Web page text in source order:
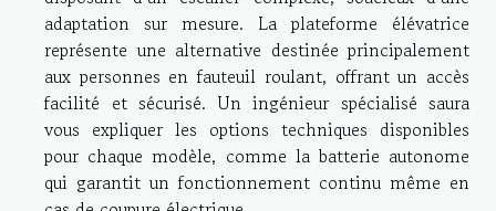
adaptation sur mesure. La plateforme élévatrice
représente une alternative destinée principalement
aux personnes en fauteuil roulant, offrant un accès
facilité et sécurisé. Un ingénieur spécialisé saura
vous expliquer les options techniques disponibles
pour chaque modèle, comme la batterie autonome
qui garantit un fonctionnement continu même en